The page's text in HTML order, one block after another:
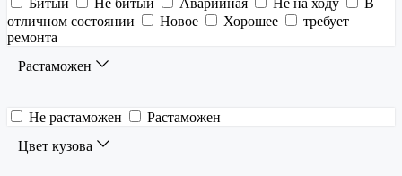
Битый Не битый Аварийная Не на ходу
В
отличном состоянии
Новое Хорошее
требует
ремонта
Растаможен
Не растаможен
Растаможен
Цвет кузова